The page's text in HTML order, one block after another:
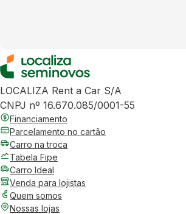
LOCALIZA Rent a Car S/A
CNPJ nº 16.670.085/0001-55
Financiamento
Parcelamento no cartão
Carro na troca
Tabela Fipe
Carro Ideal
Venda para lojistas
Quem somos
Nossas lojas